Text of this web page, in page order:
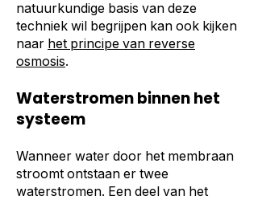
natuurkundige basis van deze
techniek wil begrijpen kan ook kijken
naar het principe van reverse
osmosis.
Waterstromen binnen het
systeem
Wanneer water door het membraan
stroomt ontstaan er twee
waterstromen. Een deel van het